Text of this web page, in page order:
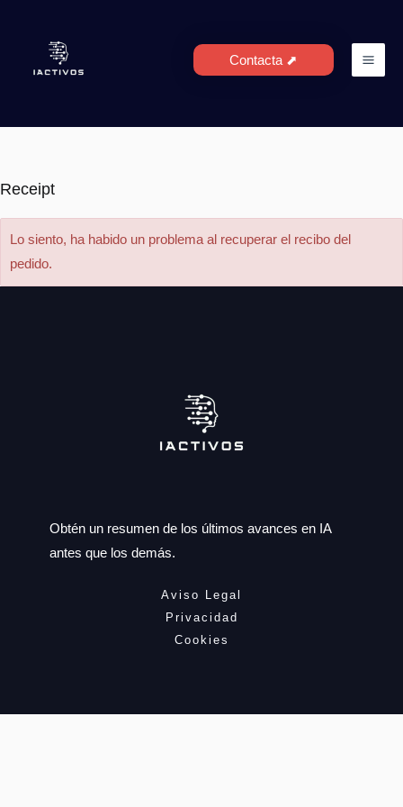
contenido
Contacta ⬈
Receipt
Lo siento, ha habido un problema al recuperar el recibo del
pedido.
Obtén un resumen de los últimos avances en IA
antes que los demás.
Aviso Legal
Privacidad
Cookies